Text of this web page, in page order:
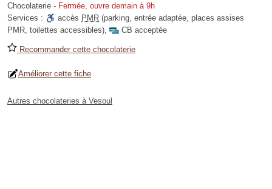
Chocolaterie - Fermée, ouvre demain à 9h
Services :
accès PMR (parking, entrée adaptée, places assises
PMR, toilettes accessibles), CB acceptée
Recommander cette chocolaterie
Améliorer cette fiche
Autres chocolateries à Vesoul